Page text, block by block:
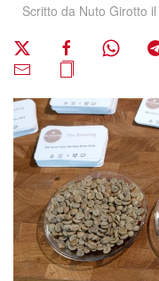
Scritto da Nuto Girotto il